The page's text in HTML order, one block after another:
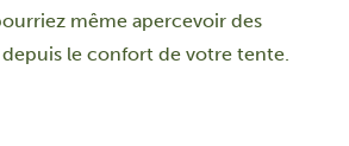
même apercevoir des
depuis le confort de votre tente.